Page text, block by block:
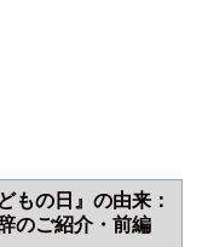
もの日』の由来：
のご紹介・前編